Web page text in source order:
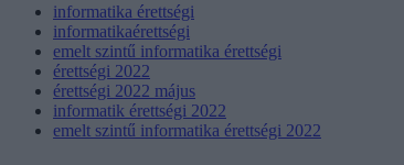
informatika érettségi
informatikaérettségi
emelt szintű informatika érettségi
érettségi 2022
érettségi 2022 május
informatik érettségi 2022
emelt szintű informatika érettségi 2022